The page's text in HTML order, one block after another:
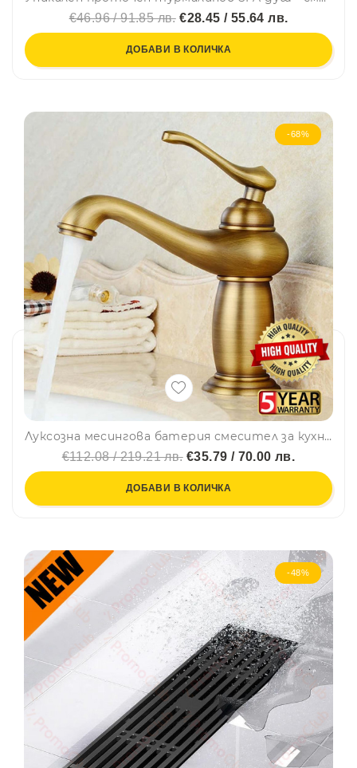
€46.96 / 91.85 лв.€28.45 / 55.64 лв.
ДОБАВИ В КОЛИЧКА
-68%
Луксозна месингова батерия смесител за кухня и баня - стоящ монтаж, ретро, винтидж AD-6076
€112.08 / 219.21 лв.€35.79 / 70.00 лв.
ДОБАВИ В КОЛИЧКА
-48%